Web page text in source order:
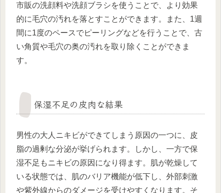
市販の洗顔料や洗顔ブラシを使うことで、より効果
的に毛穴の汚れを落とすことができます。また、1週
間に1度のペースでピーリングなどを行うことで、古
い角質や毛穴の奥の汚れを取り除くことができま
す。
保湿不足の皮肉な結果
男性の大人ニキビができてしまう原因の一つに、皮
脂の過剰な分泌が挙げられます。しかし、一方で保
湿不足もニキビの原因になり得ます。肌が乾燥して
いる状態では、肌のバリア機能が低下し、外部刺激
や紫外線からのダメージを受けやすくなります。そ